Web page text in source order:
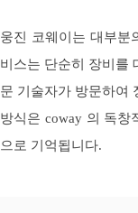
웅진 코웨이는 대부분
비스는 단순히 장비를
문 기술자가 방문하여
방식은 coway 의 독
으로 기억됩니다.